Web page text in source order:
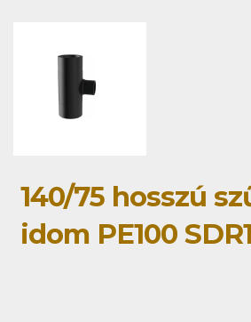
140/75 hosszú
idom PE100